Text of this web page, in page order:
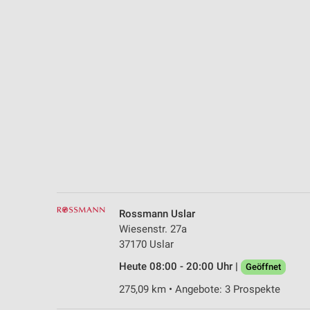
Rossmann Uslar
Wiesenstr. 27a
37170 Uslar
Heute 08:00 - 20:00 Uhr |
Geöffnet
275,09 km • Angebote: 3 Prospekte